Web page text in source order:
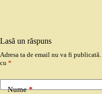
Lasă un răspuns
Adresa ta de email nu va fi publicată.
cu *
Nume*